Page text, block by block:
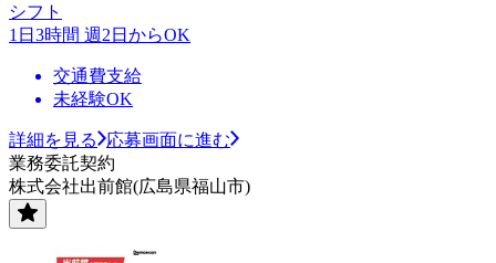
シフト
1日3時間 週2日からOK
交通費支給
未経験OK
詳細を見る
応募画面に進む
業務委託契約
株式会社出前館(広島県福山市)